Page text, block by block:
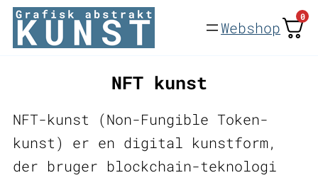
Spring
til
Webshop
0
NFT kunst
NFT-kunst (Non-Fungible Token-
kunst) er en digital kunstform,
der bruger blockchain-teknologi